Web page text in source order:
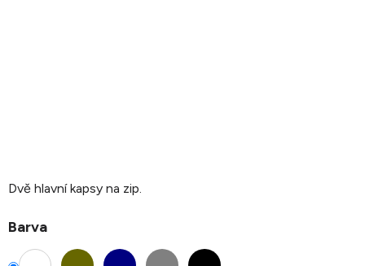
Dvě hlavní kapsy na zip.
Barva